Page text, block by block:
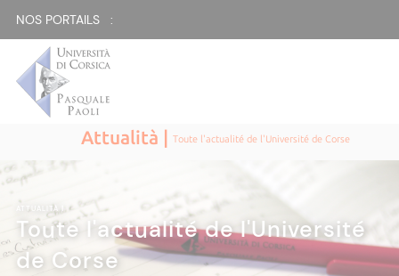
NOS PORTAILS :
Attualità |Toute l'actualité de l'Université de Corse
ATTUALITÀ|
Toute l'actualité de l'Université
de Corse